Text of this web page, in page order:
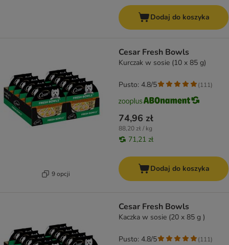
Dodaj do koszyka
9 opcji
Cesar Fresh Bowls
Kurczak w sosie (10 x 85 g)
74,96 zł
88,20 zł / kg
71,21 zł
Pusto: 4.8/5 (111)
Dodaj do koszyka
Cesar Fresh Bowls
Kaczka w sosie (20 x 85 g )
Pusto: 4.8/5 (111)